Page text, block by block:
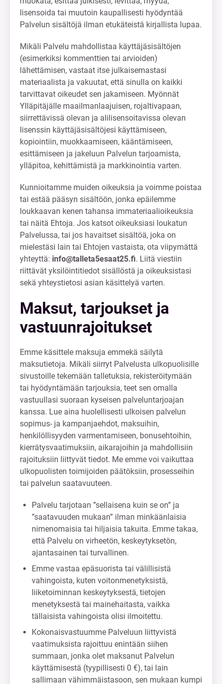
lisensoida tai muutoin kaupallisesti hyödyntää
Palvelun sisältöjä ilman etukäteistä kirjallista lupaa.
Mikäli Palvelu mahdollistaa käyttäjäsisältöjen
(esimerkiksi kommenttien tai arvioiden)
lähettämisen, vastaat itse julkaisemastasi
materiaalista ja vakuutat, että sinulla on kaikki
tarvittavat oikeudet sen jakamiseen. Myönnät
Ylläpitäjälle maailmanlaajuisen, rojaltivapaan,
siirrettävissä olevan ja alilisensoitavissa olevan
lisenssin käyttäjäsisältöjesi käyttämiseen,
kopiointiin, muokkaamiseen, kääntämiseen,
esittämiseen ja jakeluun Palvelun tarjoamista,
ylläpitoa, kehittämistä ja markkinointia varten.
Kunnioitamme muiden oikeuksia ja voimme poistaa
tai estää pääsyn sisältöön, jonka epäilemme
loukkaavan kenen tahansa immateriaalioikeuksia
tai näitä Ehtoja. Jos katsot oikeuksiasi loukatun
Palvelussa, tai jos havaitset sisältöä, joka on
mielestäsi lain tai Ehtojen vastaista, ota viipymättä
yhteyttä: info@talleta5esaat25.fi. Liitä viestiin
riittävät yksilöintitiedot sisällöstä ja oikeuksistasi
sekä yhteystietosi asian käsittelyä varten.
Maksut, tarjoukset ja
vastuunrajoitukset
Emme käsittele maksuja emmekä säilytä
maksutietoja. Mikäli siirryt Palvelusta ulkopuolisille
sivustoille tekemään talletuksia, rekisteröitymään
tai hyödyntämään tarjouksia, teet sen omalla
vastuullasi suoraan kyseisen palveluntarjoajan
kanssa. Lue aina huolellisesti ulkoisen palvelun
sopimus- ja kampanjaehdot, maksuihin,
henkilöllisyyden varmentamiseen, bonusehtoihin,
kierrätysvaatimuksiin, aikarajoihin ja mahdollisiin
rajoituksiin liittyvät tiedot. Me emme voi vaikuttaa
ulkopuolisten toimijoiden päätöksiin, prosesseihin
tai palvelun saatavuuteen.
Palvelu tarjotaan ”sellaisena kuin se on” ja
”saatavuuden mukaan” ilman minkäänlaisia
nimenomaisia tai hiljaisia takuita. Emme takaa,
että Palvelu on virheetön, keskeytyksetön,
ajantasainen tai turvallinen.
Emme vastaa epäsuorista tai välillisistä
vahingoista, kuten voitonmenetyksistä,
liiketoiminnan keskeytyksestä, tietojen
menetyksestä tai mainehaitasta, vaikka
tällaisista vahingoista olisi ilmoitettu.
Kokonaisvastuumme Palveluun liittyvistä
vaatimuksista rajoittuu enintään siihen
summaan, jonka olet maksanut Palvelun
käyttämisestä (tyypillisesti 0 €), tai lain
sallimaan vähimmäistasoon, sen mukaan kumpi